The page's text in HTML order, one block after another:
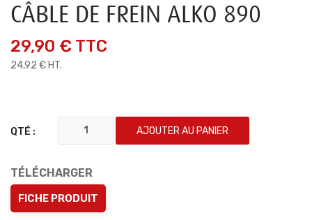
CÂBLE DE FREIN ALKO 890
29,90 € TTC
24,92 € HT.
QTÉ : AJOUTER AU PANIER
TÉLÉCHARGER
FICHE PRODUIT